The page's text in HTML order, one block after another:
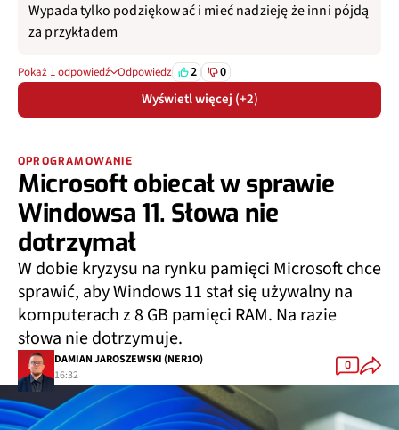
Wypada tylko podziękować i mieć nadzieję że inni pójdą
za przykładem
Pokaż 1 odpowiedź Odpowiedz 2 0
Wyświetl więcej (+2)
OPROGRAMOWANIE
Microsoft obiecał w sprawie
Windowsa 11. Słowa nie
dotrzymał
W dobie kryzysu na rynku pamięci Microsoft chce
sprawić, aby Windows 11 stał się używalny na
komputerach z 8 GB pamięci RAM. Na razie
słowa nie dotrzymuje.
DAMIAN JAROSZEWSKI (NER1O)
16:32
0